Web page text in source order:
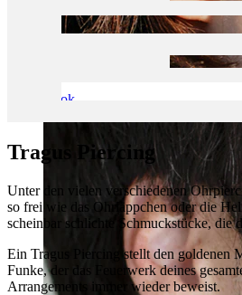
Rook
Tragus Piercing
Unter den vielen verschiedenen
so frei wie das Ohrläppchen oder die
scheinbar schlichte Schmuckstücke, die
Ein Tragus Piercing stellt den goldenen
Funke, der das Feuerwerk deines
Arrangements immer wieder beweist.